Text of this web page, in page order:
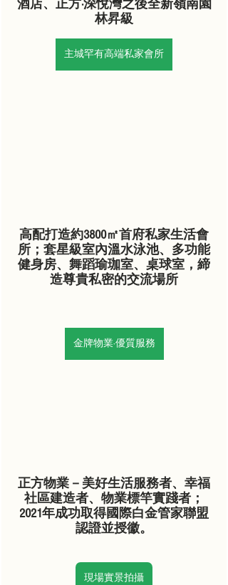
酒店、正方·深悅灣之後全新嶺南園
林昇級
主城罕有高端私家會所
高配打造約3800㎡首府私家生活會
所；套星級室內溫水泳池、多功能
健身房、舞蹈瑜珈室、桌球室，締
造尊貴私密的交流場所
金牌物業·優質服務
正方物業－美好生活服務者、幸福
社區建造者、物業標竿實踐者；
2021年成功取得國際白金管家聯盟
認證並授徽。
現場實景拍攝